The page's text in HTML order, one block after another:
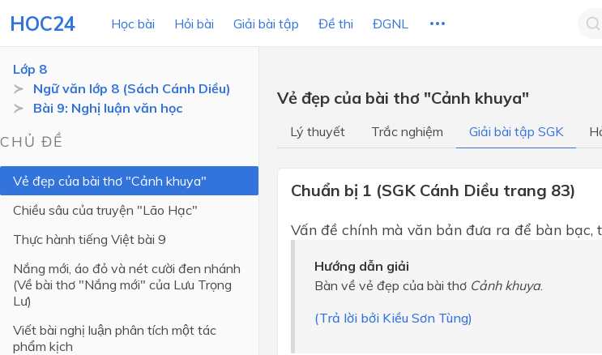
HOC24 Học bài Hỏi bài Giải bài tập Đề thi ĐGNL
LỚP HỌC
Lớp 11
Lớp 10
Lớp 9
Lớp 8
Lớp 6
Lớp 8
Ngữ văn lớp 8 (Sách Cánh Diều)
Bài 9: Nghị luận văn học
CHỦ ĐỀ
Vẻ đẹp của bài thơ "Cảnh khuya"
Chiều sâu của truyện "Lão Hạc"
Thực hành tiếng Việt bài 9
Nắng mới, áo đỏ và nét cười đen nhánh
(Về bài thơ "Nắng mới" của Lưu Trọng
Lư)
Viết bài nghị luận phân tích một tác
phẩm kịch
Vẻ đẹp của bài thơ "Cảnh khuya"
Lý thuyết Trắc nghiệm Giải bài tập SGK
Chuẩn bị 1 (SGK Cánh Diều trang 83)
Vấn đề chính mà văn bản đưa ra để bàn bạc,
Hướng dẫn giải
Bàn về vẻ đẹp của bài thơ Cảnh khuya.
(Trả lời bởi Kiều Sơn Tùng)